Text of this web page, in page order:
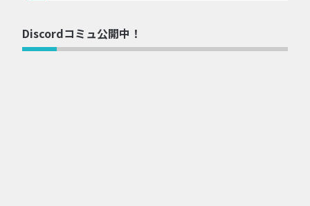
Discordコミュ公開中！